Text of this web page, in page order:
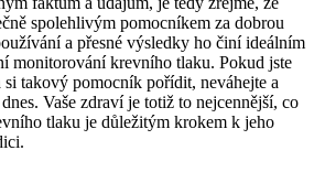
spolehlivým pomocníkem za dobrou
a přesné výsledky ho činí ideálním
monitorování krevního tlaku. Pokud jste
takový pomocník pořídit, neváhejte a
Vaše zdraví je totiž to nejcennější, co
tlaku je důležitým krokem k jeho